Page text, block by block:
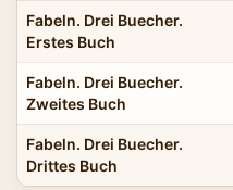
Fabeln. Drei Buecher.
Erstes Buch
Fabeln. Drei Buecher.
Zweites Buch
Fabeln. Drei Buecher.
Drittes Buch